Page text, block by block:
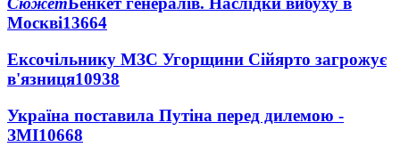
Москві13664
Ексочільнику МЗС Угорщини Сійярто загрожує
в'язниця10938
Україна поставила Путіна перед дилемою -
ЗМІ10668